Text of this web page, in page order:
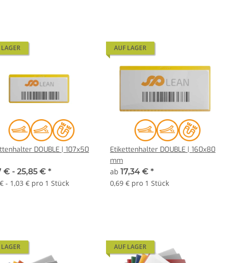
DOUBLE | 107x50
€ - 25,85 € *
- 1,03 € pro 1 Stück
AUF LAGER
Etikettenhalter DOUBLE | 160x80
mm
ab 17,34 € *
0,69 € pro 1 Stück
AUF LAGER